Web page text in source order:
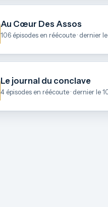
Au Cœur Des Assos
Le journal du conclave